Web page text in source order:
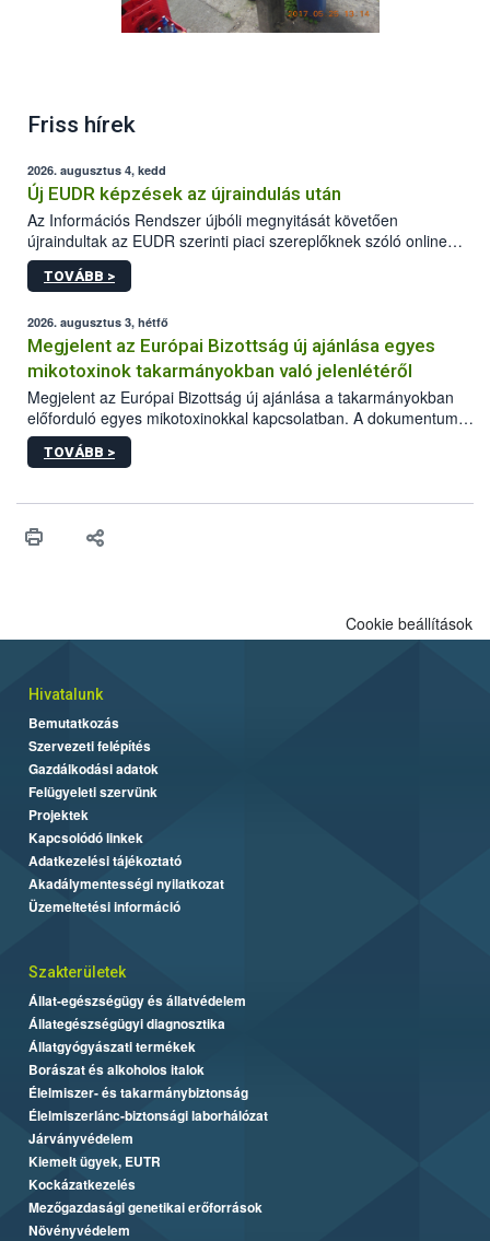
Friss hírek
2026. augusztus 4, kedd
Új EUDR képzések az újraindulás után
Az Információs Rendszer újbóli megnyitását követően
újraindultak az EUDR szerinti piaci szereplőknek szóló online
képzések.
TOVÁBB >
2026. augusztus 3, hétfő
Megjelent az Európai Bizottság új ajánlása egyes
mikotoxinok takarmányokban való jelenlétéről
Megjelent az Európai Bizottság új ajánlása a takarmányokban
előforduló egyes mikotoxinokkal kapcsolatban. A dokumentum
2027-től új irányértékek alkalmazását írja elő, és a jelenleg
hatályos uniós ajánlások helyébe lép.
TOVÁBB >
Cookie beállítások
Hivatalunk
Bemutatkozás
Szervezeti felépítés
Gazdálkodási adatok
Felügyeleti szervünk
Projektek
Kapcsolódó linkek
Adatkezelési tájékoztató
Akadálymentességi nyilatkozat
Üzemeltetési információ
Szakterületek
Állat-egészségügy és állatvédelem
Állategészségügyi diagnosztika
Állatgyógyászati termékek
Borászat és alkoholos italok
Élelmiszer- és takarmánybiztonság
Élelmiszerlánc-biztonsági laborhálózat
Járványvédelem
Kiemelt ügyek, EUTR
Kockázatkezelés
Mezőgazdasági genetikai erőforrások
Növényvédelem